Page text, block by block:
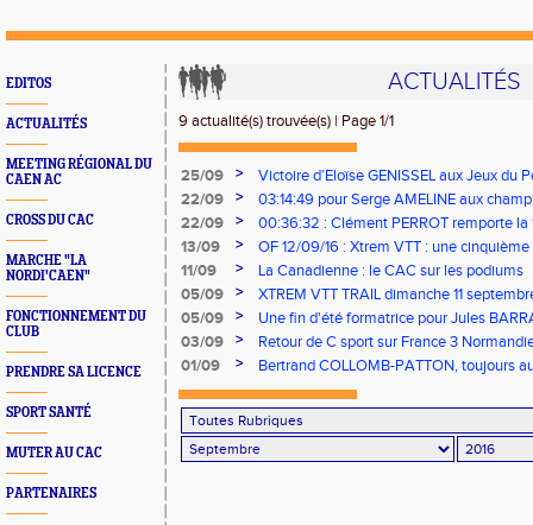
EDITOS
ACTUALITÉS
MEETING RÉGIONAL DU
CAEN AC
CROSS DU CAC
MARCHE "LA
NORDI'CAEN"
FONCTIONNEMENT DU
CLUB
PRENDRE SA LICENCE
SPORT SANTÉ
MUTER AU CAC
PARTENAIRES
ACTUALITÉS
9 actualité(s) trouvée(s) | Page 1/1
25/09 >
Victoire d’Eloïse GENISSEL aux Jeux du
bons chronos de Laurent RAULD en
22/09 >
03:14:49 pour Serge AMELINE aux
marathon
22/09 >
00:36:32 : Clément PERROT remporte
Laize-Clinchamps samedi 17 septembre
13/09 >
OF 12/09/16 : Xtrem VTT : une
11/09
>
La Canadienne : le CAC sur les podiums
05/09
>
XTREM VTT TRAIL dimanche 11
05/09
>
Une fin d'été formatrice pour Jules
CAC.
03/09 >
Retour de C sport sur France 3
01/09
> Bertrand COLLOMB-PATTON, toujours